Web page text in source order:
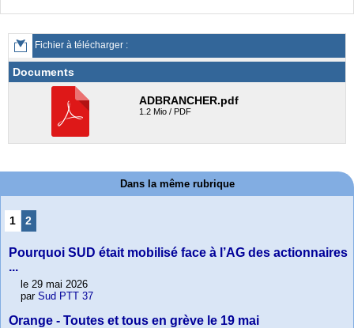
Fichier à télécharger :
Documents
ADBRANCHER.pdf
1.2 Mio / PDF
Dans la même rubrique
1 2
Pourquoi SUD était mobilisé face à l’AG des actionnaires
...
le 29 mai 2026
par Sud PTT 37
Orange - Toutes et tous en grève le 19 mai